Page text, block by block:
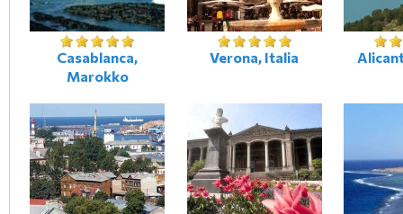
Casablanca,
Marokko
Verona, Italia